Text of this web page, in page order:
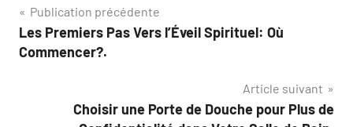
Navigation
de
Publication précédente
Les Premiers Pas Vers l’Éveil Spirituel: Où
Commencer?.
Article suivant
Choisir une Porte de Douche pour Plus de